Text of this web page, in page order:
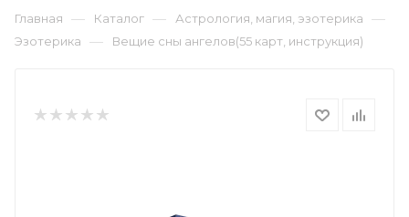
Главная — Каталог — Астрология, магия, эзотерика —
Эзотерика — Вещие сны ангелов(55 карт, инструкция)